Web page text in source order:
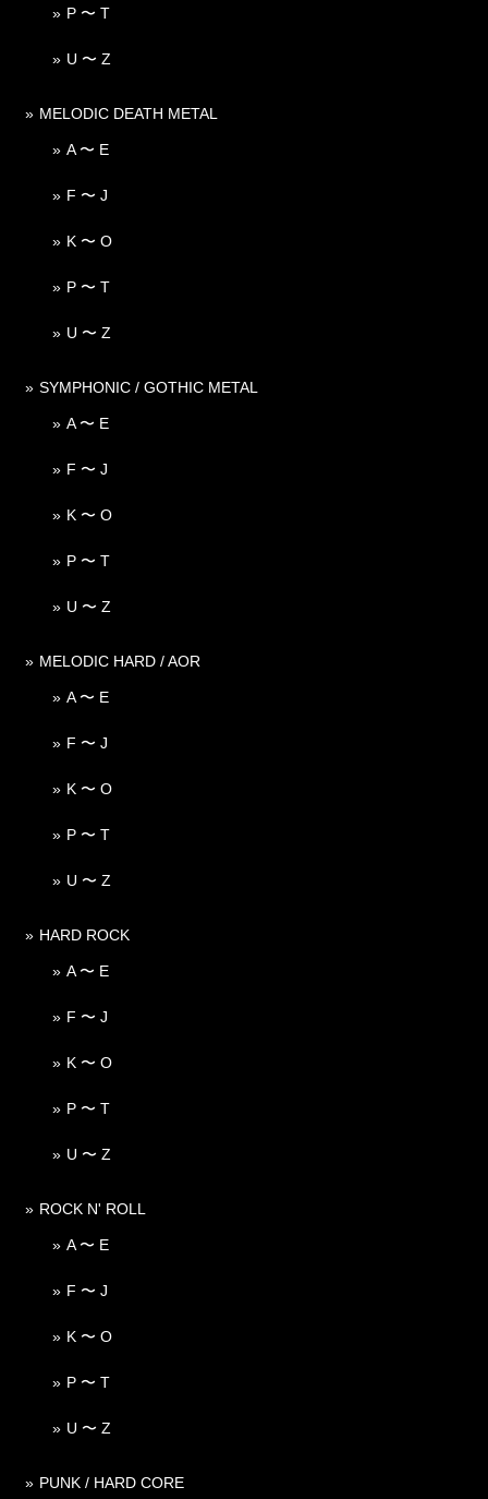
P 〜 T
U 〜 Z
MELODIC DEATH METAL
A 〜 E
F 〜 J
K 〜 O
P 〜 T
U 〜 Z
SYMPHONIC / GOTHIC METAL
A 〜 E
F 〜 J
K 〜 O
P 〜 T
U 〜 Z
MELODIC HARD / AOR
A 〜 E
F 〜 J
K 〜 O
P 〜 T
U 〜 Z
HARD ROCK
A 〜 E
F 〜 J
K 〜 O
P 〜 T
U 〜 Z
ROCK N' ROLL
A 〜 E
F 〜 J
K 〜 O
P 〜 T
U 〜 Z
PUNK / HARD CORE